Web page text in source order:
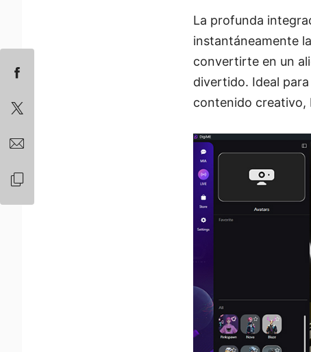
La profunda
instantáneamente
convertirte en un
divertido. Ideal
contenido creativo,